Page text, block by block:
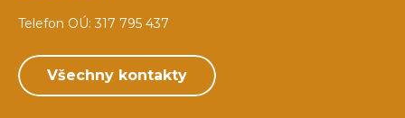
Telefon OÚ: 317 795 437
Všechny kontakty